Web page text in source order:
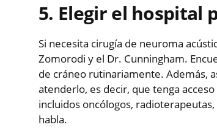
5. Elegir el hospital
Si necesita cirugía de neuroma
Zomorodi y el Dr. Cunningham.
de cráneo rutinariamente. Además,
atenderlo, es decir, que tenga
incluidos oncólogos,
habla.